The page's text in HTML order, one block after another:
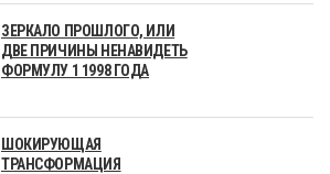
ЗЕРКАЛО ПРОШЛОГО, ИЛИ
ДВЕ ПРИЧИНЫ НЕНАВИДЕТЬ
ФОРМУЛУ 1 1998 ГОДА
ШОКИРУЮЩАЯ
ТРАНСФОРМАЦИЯ